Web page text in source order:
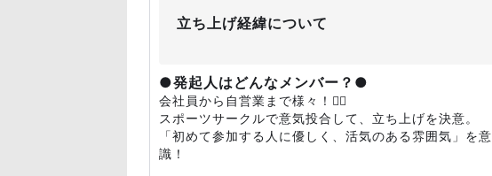
立ち上げ経緯について
●発起人はどんなメンバー？●
会社員から自営業まで様々！🙆‍♀️
スポーツサークルで意気投合して、立ち上げを決意。
「初めて参加する人に優しく、活気のある雰囲気」を意
識！